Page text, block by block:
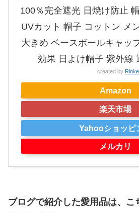
100％完全遮光 日焼け防止
UVカット 帽子 コットン メ
大きめ ベースボールキャッ
効果 日よけ帽子 紫外線
created by
Amazon
楽天市場
Yahooショッピ
メルカリ
ブログで紹介した愛用品は、こ